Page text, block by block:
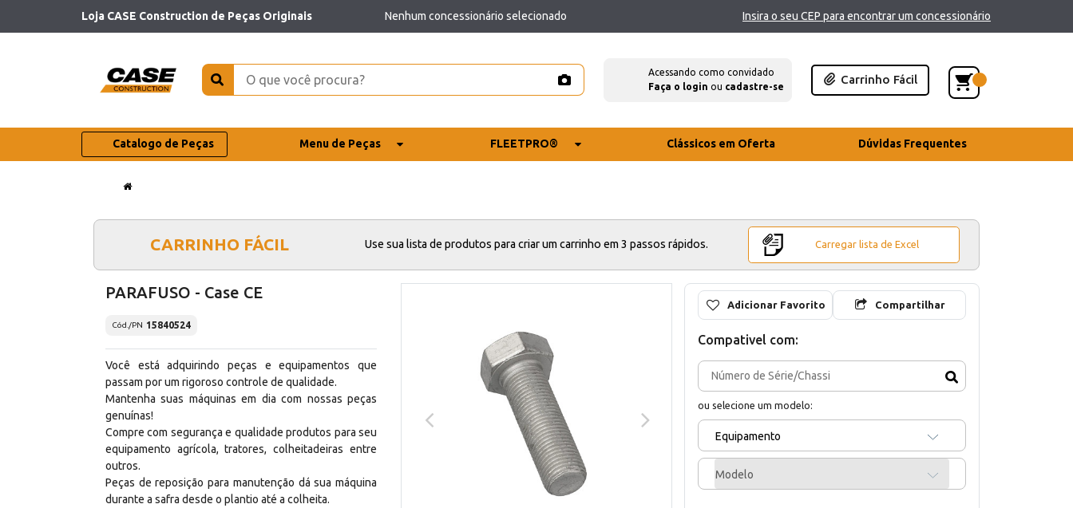
Loja CASE Construction de Peças Originais Nenhum concessionário selecionado Insira o seu CEP para encontrar um concessionário
Acessando como convidado
Faça o login ou cadastre-se
Carrinho Fácil
Catalogo de Peças Menu de Peças FLEETPRO® Clássicos em Oferta Dúvidas Frequentes
CARRINHO FÁCIL Use sua lista de produtos para criar um carrinho em 3 passos rápidos. Carregar lista de Excel
PARAFUSO - Case CE
Cód./PN 15840524
Você está adquirindo peças e equipamentos que
passam por um rigoroso controle de qualidade.
Mantenha suas máquinas em dia com nossas peças
genuínas!
Compre com segurança e qualidade produtos para seu
equipamento agrícola, tratores, colheitadeiras entre
outros.
Peças de reposição para manutenção dá sua máquina
durante a safra desde o plantio até a colheita.
Adicionar Favorito Compartilhar
Compativel com:
ou selecione um modelo:
Equipamento
Modelo